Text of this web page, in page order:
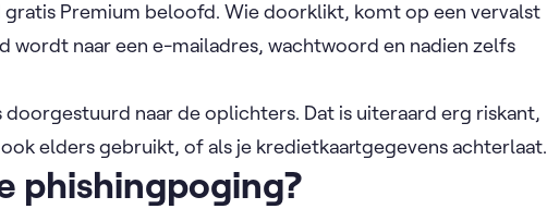
Premium beloofd. Wie doorklikt, komt op een vervalst
wordt naar een e-mailadres, wachtwoord en nadien zelfs
naar de oplichters. Dat is uiteraard erg riskant,
elders gebruikt, of als je kredietkaartgegevens achterlaat.
phishingpoging?